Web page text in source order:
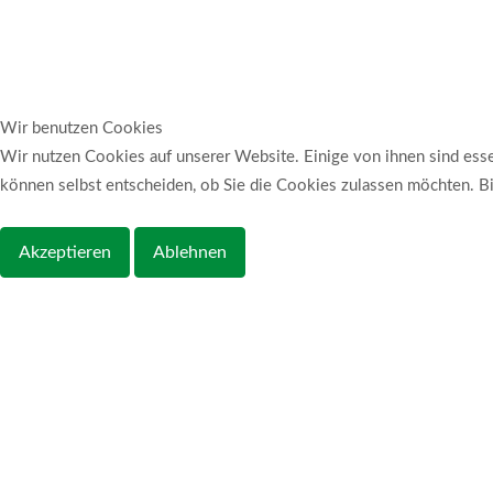
Wir benutzen Cookies
Wir nutzen Cookies auf unserer Website. Einige von ihnen sind
können selbst entscheiden, ob Sie die Cookies zulassen möchten.
Akzeptieren Ablehnen